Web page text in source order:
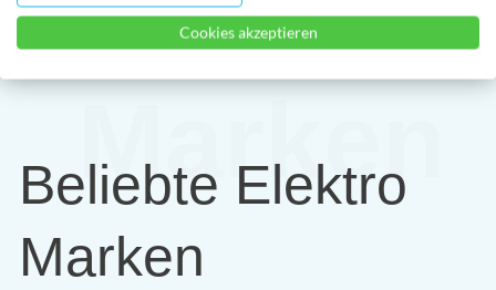
Marken
Beliebte Elektro
Marken
Cookies akzeptieren